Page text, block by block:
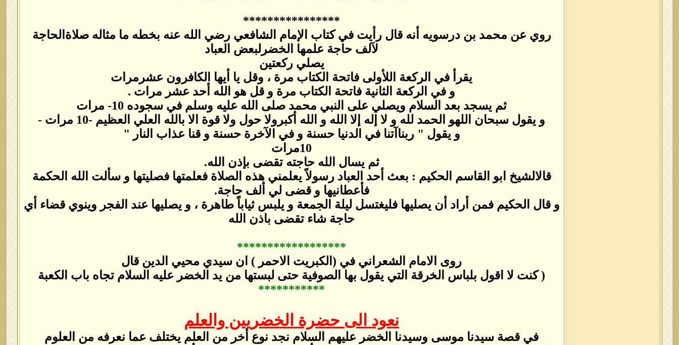
****************
روي عن محمد بن درسويه أنه قال رأيت في كتاب الإمام الشافعي رضي الله عنه بخطه ما مثاله صلاةالحاجة
لآلف حاجة علمها الخضرلبعض العباد
يصلي ركعتين
يقرأ في الركعة اللأولى فاتحة الكتاب مرة ، وقل يا أيها الكافرون عشرمرات
و في الركعة الثانية فاتحة الكتاب مرة و قل هو الله أحد عشر مرات .
ثم يسجد بعد السلام ويصلي على النبي محمد صلى الله عليه وسلم في سجوده 10- مرات
و يقول سبحان اللهو الحمد لله و لا إله إلا الله و الله أكبرولا حول ولا قوة الا بالله العلي العظيم -10 مرات -
و يقول " ربناآتنا في الدنيا حسنة و في الآخرة حسنة و قنا عذاب النار "
10مرات
ثم يسال الله حاجته تقضى بإذن الله.
قالالشيخ ابو القاسم الحكيم : بعث أحد العباد رسولاً يعلمني هذه الصلاة فعلمتها فصليتها و سألت الله الحكمة
فأعطانيها و قضى لي ألف حاجة.
و قال الحكيم فمن أراد أن يصليها فليغتسل ليلة الجمعة و يلبس ثياباً طاهرة ، و يصليها عند الفجر وينوي قضاء أي
حاجة شاء تقضى باذن الله
******************
روى الامام الشعراني في (الكبريت الاحمر ) ان سيدي محيي الدين قال
( كنت لا اقول بلباس الخرقة التي يقول بها الصوفية حتى لبستها من يد الخضر عليه السلام تجاه باب الكعبة
***********
نعود الى حضرة الخضريين والعلم
في قصة سيدنا موسى وسيدنا الخضر عليهم السلام نجد نوع أخر من العلم يختلف عما نعرفه من العلوم